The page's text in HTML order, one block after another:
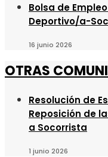
Bolsa de
Deportivo/a-
16 junio 2026
OTRAS
Resolución de
Reposición de
a Socorrista
1 junio 2026